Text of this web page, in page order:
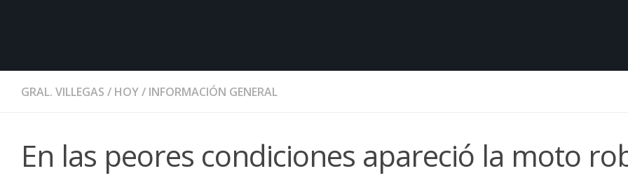
GRAL. VILLEGAS / HOY/ INFORMACIÓN GENERAL
En las peores condiciones apareció la moto